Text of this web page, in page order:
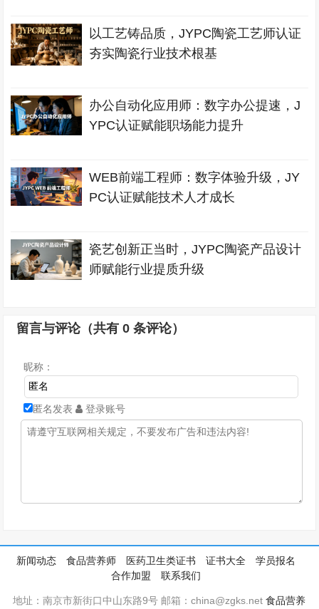
以工艺铸品质，JYPC陶瓷工艺师认证
夯实陶瓷行业技术根基
办公自动化应用师：数字办公提速，J
YPC认证赋能职场能力提升
WEB前端工程师：数字体验升级，JY
PC认证赋能技术人才成长
瓷艺创新正当时，JYPC陶瓷产品设计
师赋能行业提质升级
留言与评论（共有0 条评论）
昵称：
匿名发表 登录账号
新闻动态 食品营养师 医药卫生类证书 证书大全
学员报名
合作加盟
联系我们
地址：南京市新街口中山东路9号 邮箱：china@zgks.net食品营养